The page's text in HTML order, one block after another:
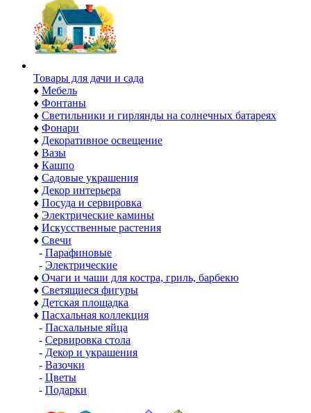
Товары для дачи и сада
♦ Мебель
♦ Фонтаны
♦ Светильники и гирлянды на солнечных батареях
♦ Фонари
♦ Декоративное освещение
♦ Вазы
♦ Кашпо
♦ Садовые украшения
♦ Декор интерьера
♦ Посуда и сервировка
♦ Электрические камины
♦ Искусственные растения
♦ Свечи
- Парафиновые
- Электрические
♦ Очаги и чаши для костра, гриль, барбекю
♦ Светящиеся фигуры
♦ Детская площадка
♦ Пасхальная коллекция
- Пасхальные яйца
- Сервировка стола
- Декор и украшения
- Вазочки
- Цветы
- Подарки